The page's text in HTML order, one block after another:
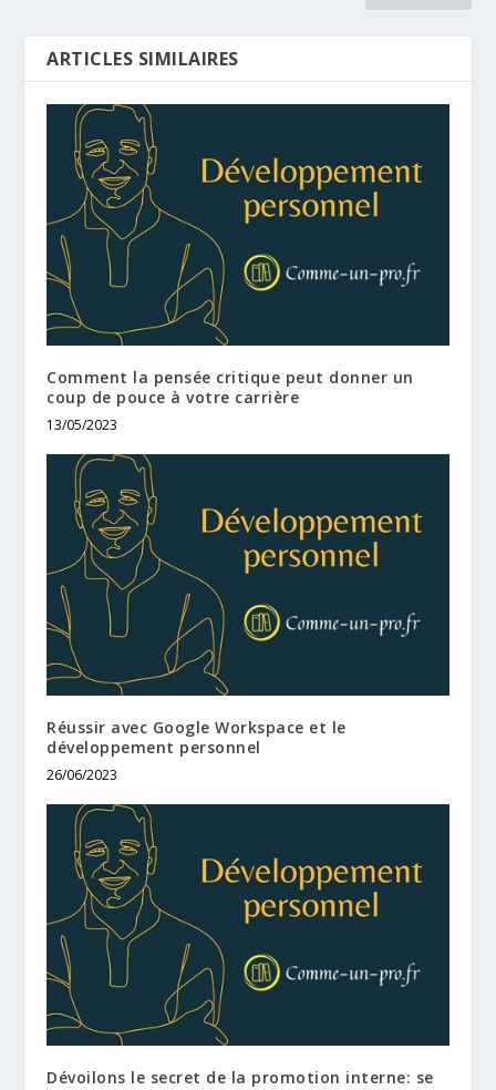
ARTICLES SIMILAIRES
Comment la pensée critique peut donner un
coup de pouce à votre carrière
13/05/2023
Réussir avec Google Workspace et le
développement personnel
26/06/2023
Dévoilons le secret de la promotion interne: se